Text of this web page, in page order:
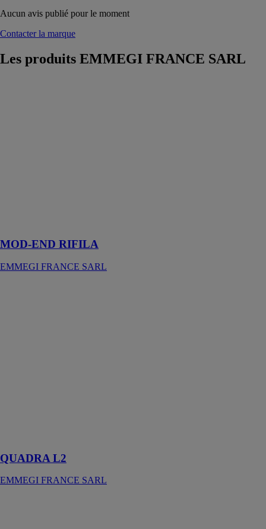
Aucun avis publié pour le moment
Contacter la marque
Les produits EMMEGI FRANCE SARL
MOD-END RIFILA
EMMEGI FRANCE SARL
QUADRA L2
EMMEGI FRANCE SARL